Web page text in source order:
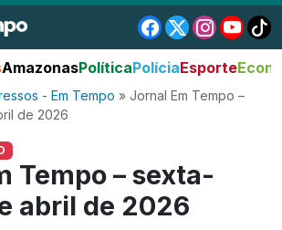
AmazonasPolíticaPolíciaEsporte
- Em Tempo » Jornal Em Tempo –
de 2026
Tempo – sexta-
abril de 2026